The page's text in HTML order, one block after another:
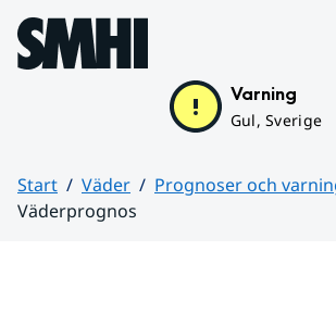
Hoppa till sidans innehåll
Varning
Gul, Sverige
Start Väder
Prognoser och
Väderprognos